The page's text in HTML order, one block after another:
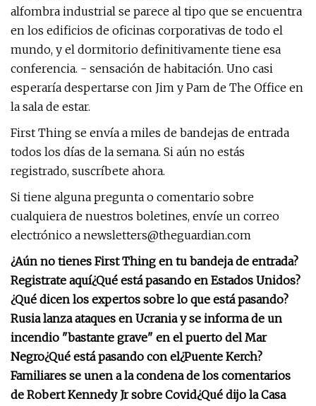
alfombra industrial se parece al tipo que se encuentra
en los edificios de oficinas corporativas de todo el
mundo, y el dormitorio definitivamente tiene esa
conferencia. - sensación de habitación. Uno casi
esperaría despertarse con Jim y Pam de The Office en
la sala de estar.
First Thing se envía a miles de bandejas de entrada
todos los días de la semana. Si aún no estás
registrado, suscríbete ahora.
Si tiene alguna pregunta o comentario sobre
cualquiera de nuestros boletines, envíe un correo
electrónico a newsletters@theguardian.com
¿Aún no tienes First Thing en tu bandeja de entrada?
Registrate aquí¿Qué está pasando en Estados Unidos?
¿Qué dicen los expertos sobre lo que está pasando?
Rusia lanza ataques en Ucrania y se informa de un
incendio "bastante grave" en el puerto del Mar
Negro¿Qué está pasando con el¿Puente Kerch?
Familiares se unen a la condena de los comentarios
de Robert Kennedy Jr sobre Covid¿Qué dijo la Casa